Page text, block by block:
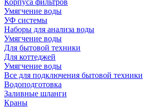
Умягчение воды
УФ системы
Наборы для анализа воды
Умягчение воды
Для бытовой техники
Для коттеджей
Умягчение воды
Все для подключения бытовой техники
Водоподготовка
Заливные шланги
Краны